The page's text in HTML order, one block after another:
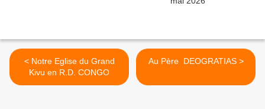
< Notre Eglise du Grand
Kivu en R.D. CONGO
Au Père DEOGRATIAS >